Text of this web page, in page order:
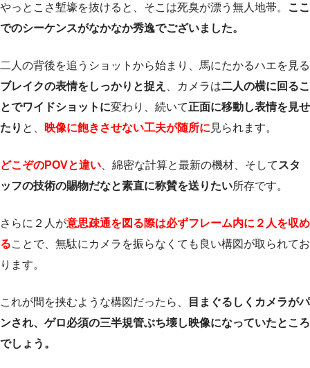
やっとこさ塹壕を抜けると、そこは死臭が漂う無人地帯。
ここ
でのシーケンスがなかなか秀逸でございました。
二人の背後を追うショットから始まり、馬にたかるハエを見る
ブレイクの表情をしっかりと捉え
、カメラは二人の横に回るこ
とでワイドショットに変わり、続いて正面に移動し表情を見せ
たり と、 映像に飽きさせない工夫が随所に 見られます。
どこぞのPOVと違い 、綿密な計算と最新の機材、そして スタ
ッフの技術の賜物だなと素直に称賛を送りたい所存です。
さらに２人が意思疎通を図る際は必ずフレーム内に２人を収め
ることで、無駄にカメラを振らなくても良い構図が取られてお
ります。
これが間を挟むような構図だったら、
目まぐるしくカメラがパ
ンされ、ゲロ必須の三半規管ぶち壊し映像になっていたところ
でしょう。